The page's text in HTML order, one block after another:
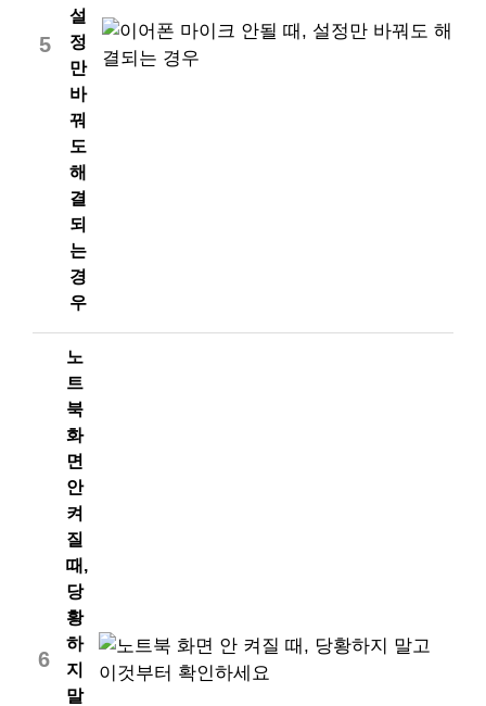
5
설
정
만
바
꿔
도
해
결
되
는
경
우
6
노
트
북
화
면
안
켜
질
때,
당
황
하
지
말